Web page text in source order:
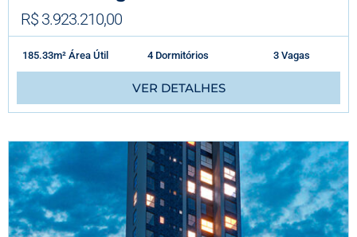
R$ 3.923.210,00
185.33m² Área Útil 4 Dormitórios 3 Vagas
VER DETALHES